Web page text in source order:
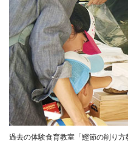
過去の体験食育教室「鰹節の削り方